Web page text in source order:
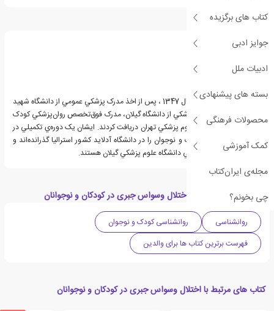
کتاب های برگزیده
جوایز ادبی
ادبیات ملل
بسته های پیشنهادی
محصولات فرهنگی
کمک آموزشی
مجله‌ی ایران‌کتاب
چی بخونم؟
درباره مریم کوشا
دکتر مريم کوشا ، متولد سال 1347 ، پس از اخذ مدرک پزشکي عمومي از دانشگاه شهيد
بهشتي و تخصص روان‌پزشکي از دانشگاه گيلان، مدرک فوق‌تخصص روان‌پزشکي کودک
و نوجوان را از دانشگاه علوم پزشکي تهران دريافت کردند. ايشان يک دوره‌ي تکميلي در
زمينه‌ي روان‌پزشکي کودک و نوجوان را در دانشگاه آدلايد کشور استراليا گذرانده‌اند و
هم‌اکنون عضو هيئت علمي دانشگاه علوم پزشکي گيلان هستند.
دسته بندی های کتاب اختلال وسواس جبری در کودکان و نوجوانان
روانشناسی
روانشناسی کودک و نوجوان
فهرست برترین کتاب ها برای والدین
کتاب های مرتبط با اختلال وسواس جبری در کودکان و نوجوانان